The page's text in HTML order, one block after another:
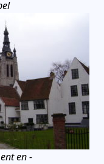
en -